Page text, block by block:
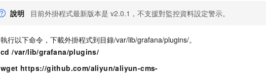
說明 目前外掛程式最新版本是 v2.0.1，不支援對監控資料設定警示。
執行以下命令，下載外掛程式到目錄/var/lib/grafana/plugins/。
cd /var/lib/grafana/plugins/
wget https://github.com/aliyun/aliyun-cms-